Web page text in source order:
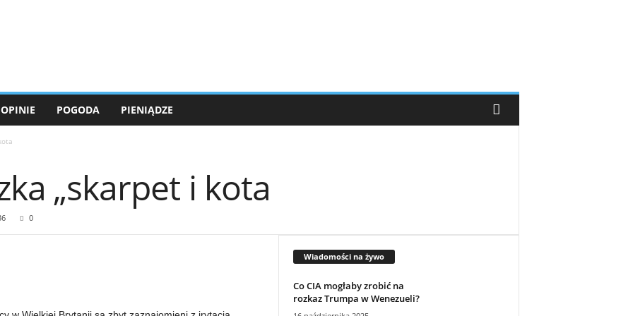
OPINIE POGODA PIENIĄDZE
„skarpet i kota
0
Wiadomości na żywo
Co CIA mogłaby zrobić na
rozkaz Trumpa w Wenezueli?